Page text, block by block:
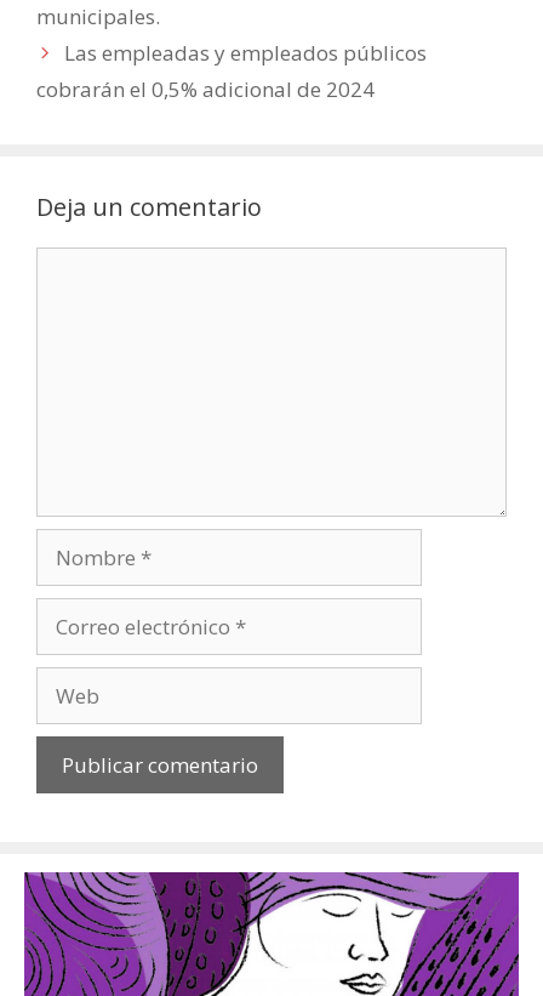
municipales.
Las empleadas y empleados públicos
cobrarán el 0,5% adicional de 2024
Deja un comentario
electrónico